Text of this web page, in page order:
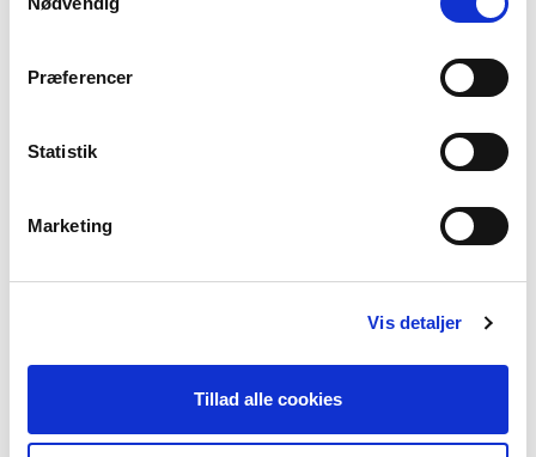
Præferencer
Statistik
Marketing
Vis detaljer
Tillad alle cookies
NORSKT
Útflutningsorð: Slalom, Fjord og Quisling
Truplast at frambera: Ibsens ripsbusker og andre buskvekster
UTTANÍFRÁ
UM SÁMISKT